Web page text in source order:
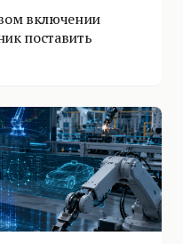
включении
поставить